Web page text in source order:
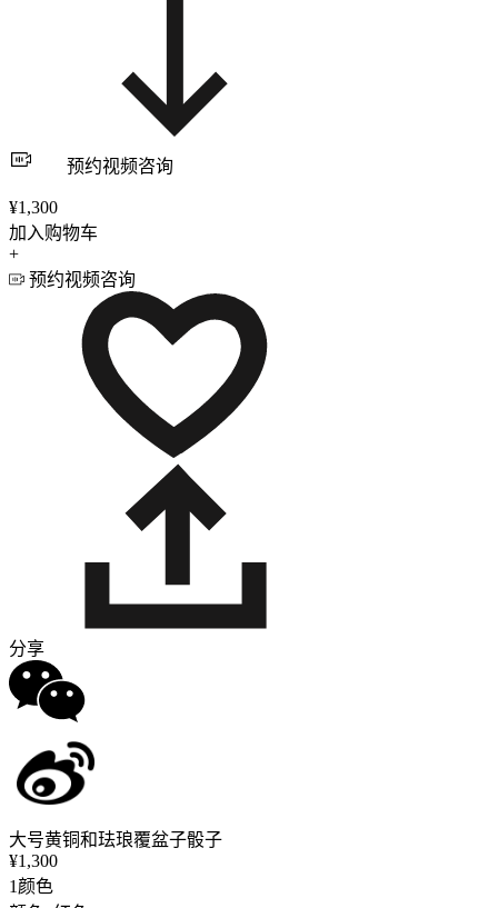
预约视频咨询
¥1,300
加入购物车
+
预约视频咨询
分享
大号黄铜和珐琅覆盆子骰子
¥1,300
1颜色